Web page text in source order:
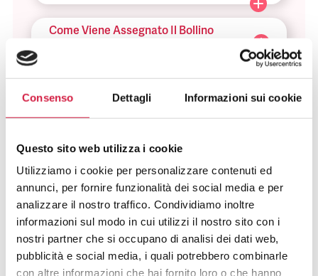
Consenso Dettagli Informazioni sui cookie
Questo sito web utilizza i cookie
Utilizziamo i cookie per personalizzare contenuti ed
annunci, per fornire funzionalità dei social media e per
analizzare il nostro traffico. Condividiamo inoltre
informazioni sul modo in cui utilizzi il nostro sito con i
nostri partner che si occupano di analisi dei dati web,
pubblicità e social media, i quali potrebbero combinarle
con altre informazioni che hai fornito loro o che hanno
Come Viene Assegnato Il Bollino
Rosa?
Dall’ospedale Bollino Rosa?
Quali Sono I Vantaggi Per La
Popolazione?